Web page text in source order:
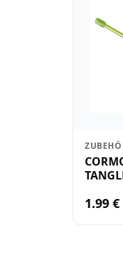
1.99 €